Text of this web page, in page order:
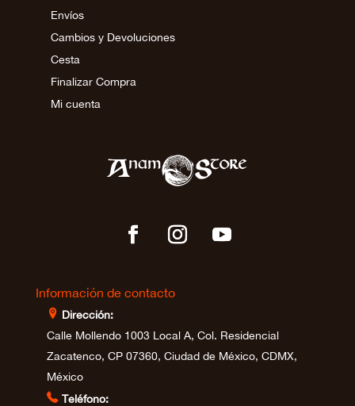
Envíos
Cambios y Devoluciones
Cesta
Finalizar Compra
Mi cuenta
Información de contacto
⊩ Dirección:
Calle Mollendo 1003 Local A, Col. Residencial
Zacatenco, CP 07360, Ciudad de México, CDMX,
México
 Teléfono: